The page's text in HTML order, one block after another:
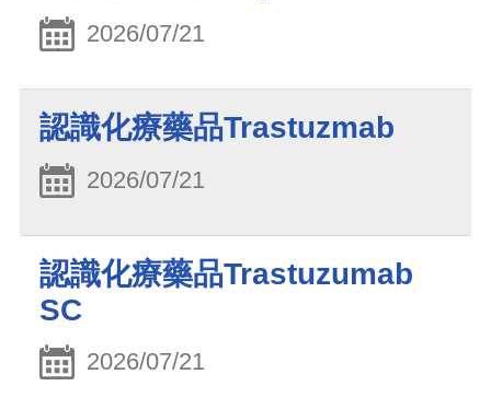
2026/07/21
認識化療藥品Trastuzmab
2026/07/21
認識化療藥品Trastuzumab
SC
2026/07/21